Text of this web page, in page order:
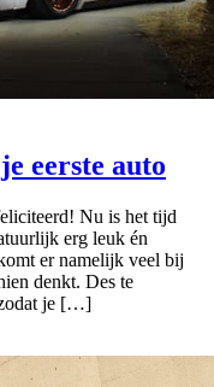
eerste auto
Nu is het tijd
erg leuk én
er namelijk veel bij
denkt. Des te
zodat je […]